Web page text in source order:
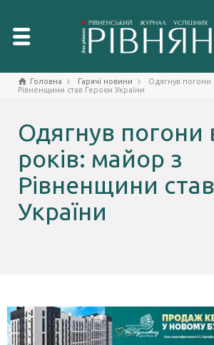
Головна Гарячі новини
Одягнув погони
Рівненщини став Героєм України
Одягнув погони
років: майор з
Рівненщини
України